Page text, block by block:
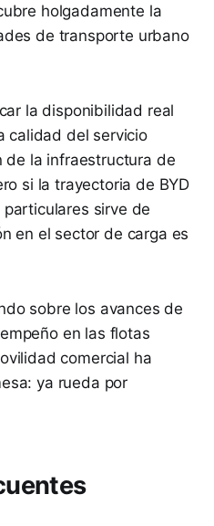
holgadamente la
de transporte urbano
la disponibilidad real
calidad del servicio
de la infraestructura de
si la trayectoria de BYD
sirve de
en el sector de carga es
sobre los avances de
en las flotas
comercial ha
ya rueda por